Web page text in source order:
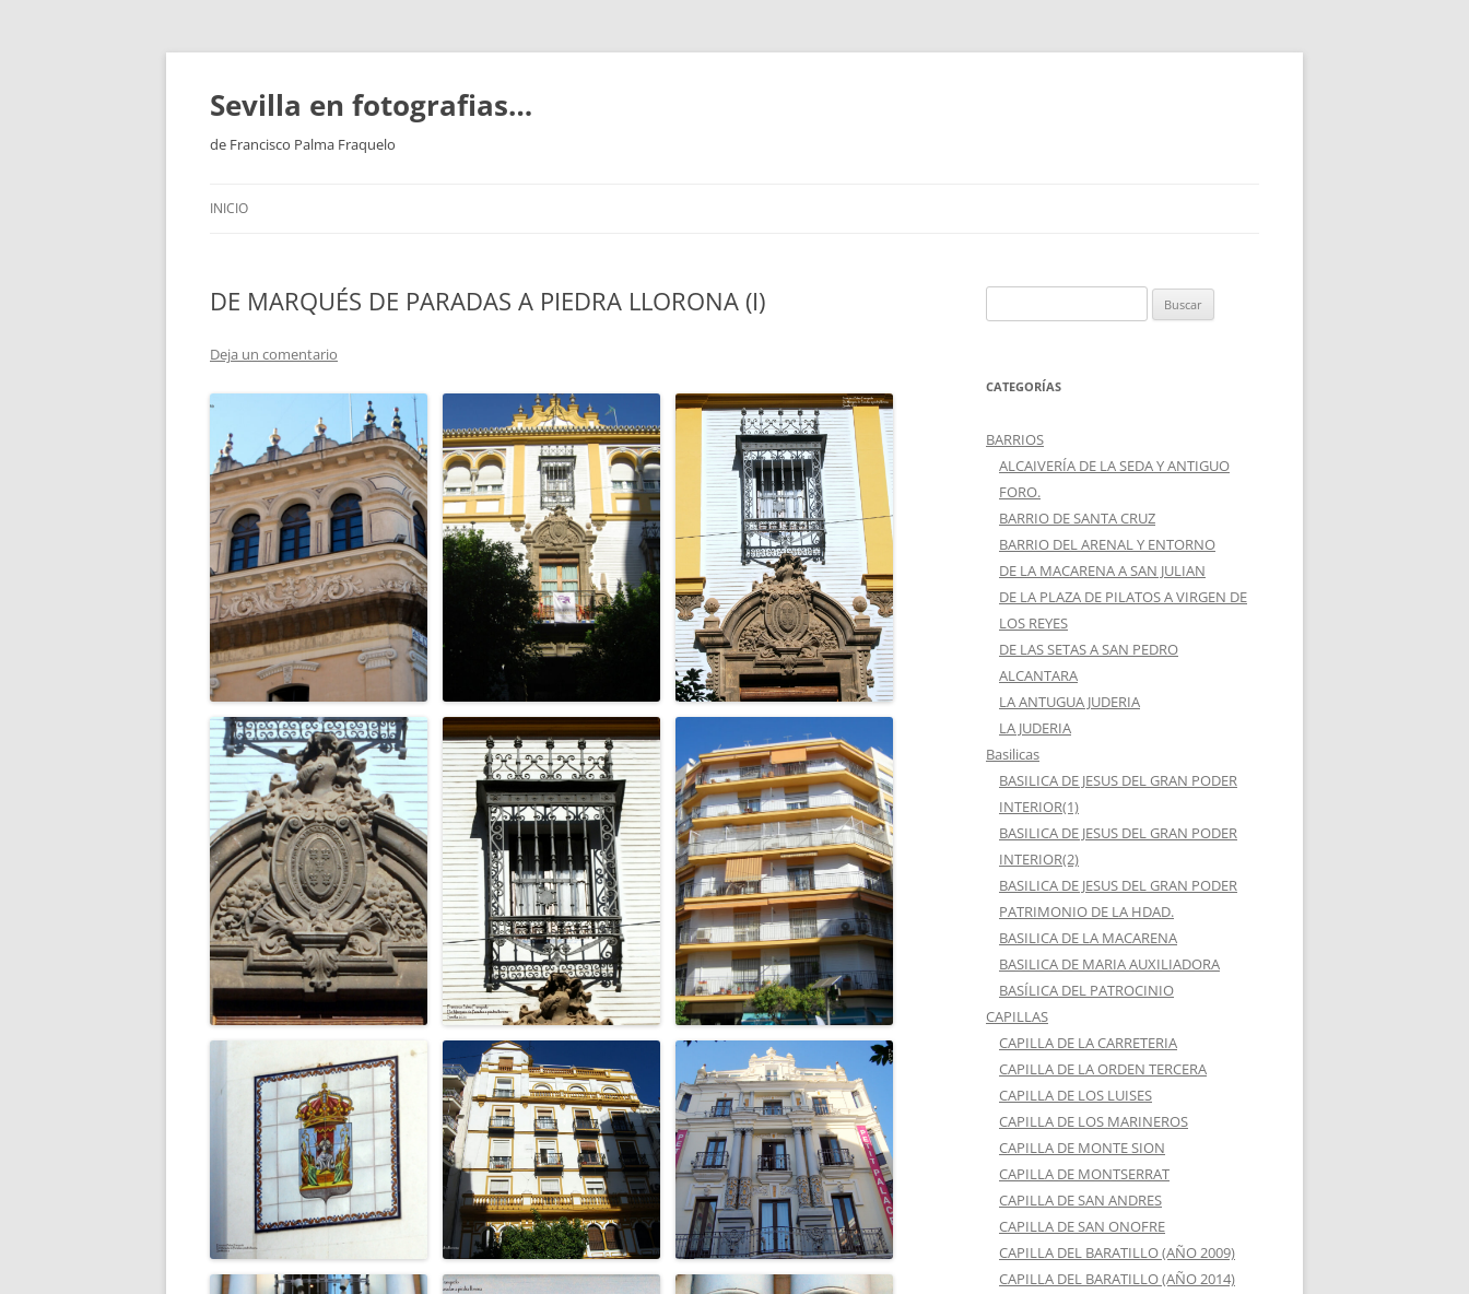
Saltar
contenido
Sevilla en fotografias…
de Francisco Palma Fraquelo
INICIO
DE MARQUÉS DE PARADAS A PIEDRA LLORONA (I)
Deja un comentario
CATEGORÍAS
BARRIOS
ALCAIVERÍA DE LA SEDA Y ANTIGUO
FORO.
BARRIO DE SANTA CRUZ
BARRIO DEL ARENAL Y ENTORNO
DE LA MACARENA A SAN JULIAN
DE LA PLAZA DE PILATOS A VIRGEN DE
LOS REYES
DE LAS SETAS A SAN PEDRO
ALCANTARA
LA ANTUGUA JUDERIA
LA JUDERIA
Basilicas
BASILICA DE JESUS DEL GRAN PODER
INTERIOR(1)
BASILICA DE JESUS DEL GRAN PODER
INTERIOR(2)
BASILICA DE JESUS DEL GRAN PODER
PATRIMONIO DE LA HDAD.
BASILICA DE LA MACARENA
BASILICA DE MARIA AUXILIADORA
BASÍLICA DEL PATROCINIO
CAPILLAS
CAPILLA DE LA CARRETERIA
CAPILLA DE LA ORDEN TERCERA
CAPILLA DE LOS LUISES
CAPILLA DE LOS MARINEROS
CAPILLA DE MONTE SION
CAPILLA DE MONTSERRAT
CAPILLA DE SAN ANDRES
CAPILLA DE SAN ONOFRE
CAPILLA DEL BARATILLO (AÑO 2009)
CAPILLA DEL BARATILLO (AÑO 2014)